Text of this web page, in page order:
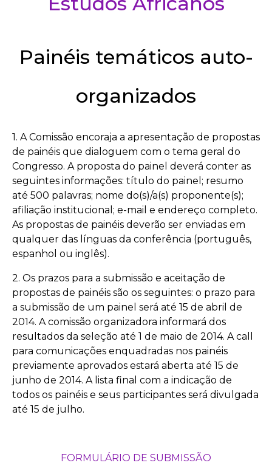
Painéis temáticos auto-
organizados
1. A Comissão encoraja a apresentação de propostas
de painéis que dialoguem com o tema geral do
Congresso. A proposta do painel deverá conter as
seguintes informações: título do painel; resumo
até 500 palavras; nome do(s)/a(s) proponente(s);
afiliação institucional; e-mail e endereço completo.
As propostas de painéis deverão ser enviadas em
qualquer das línguas da conferência (português,
espanhol ou inglês).
2. Os prazos para a submissão e aceitação de
propostas de painéis são os seguintes: o prazo para
a submissão de um painel será até 15 de abril de
2014. A comissão organizadora informará dos
resultados da seleção até 1 de maio de 2014. A call
para comunicações enquadradas nos painéis
previamente aprovados estará aberta até 15 de
junho de 2014. A lista final com a indicação de
todos os painéis e seus participantes será divulgada
até 15 de julho.
FORMULÁRIO DE SUBMISSÃO